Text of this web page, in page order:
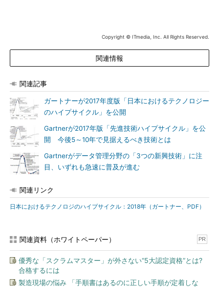
段階で示した図。横軸に「時間経過」、縦軸に「市場からの期待
度」を置いた波形の曲線で表す。成熟度に従って各キーワードを
図上にマッピングしており、その形状や色は「生産性の安定期」
に至るまでに要する期間を表す。
同社によると、新開発の技術が市場に受け入れられるまでは、
この曲線上で同じような経過をたどるとしている。すなわち、市
場に登場した直後は期待が急上昇するが（黎明期）、成果を伴わ
ないまま過熱気味にもてはやされ（「過度な期待」のピーク
期）、熱狂が冷めると市場がいったん停滞し（幻滅期）、あらた
めて実質的な市場浸透が始まり（啓蒙活動期）、成熟した技術と
して市場に認知されるに至る（生産性の安定期）。
の採用可否を判断する際に参考指標が必要となるというもの。ハ
ある技術を見極めた上で、最適な投資タイミングを判断するのに
役立つという。
Copyright © ITmedia, Inc. All Rights Reserved.
関連情報
関連記事
ガートナーが2017年度版「日本におけるテクノロジー
のハイプサイクル」を公開
Gartnerが2017年版「先進技術ハイプサイクル」を公
開 今後5～10年で見据えるべき技術とは
Gartnerがデータ管理分野の「3つの新興技術」に注
目、いずれも急速に普及が進む
関連リンク
日本におけるテクノロジのハイプサイクル：2018年（ガートナー、PDF）
関連資料（ホワイトペーパー） PR
優秀な「スクラムマスター」が外さない“5大認定資格”とは?
合格するには
製造現場の悩み 「手順書はあるのに正しい手順が定着しな